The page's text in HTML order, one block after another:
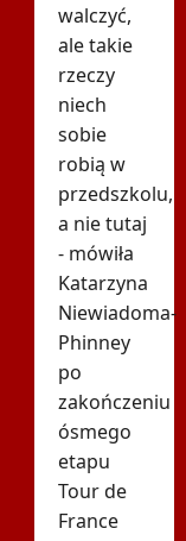
walczyć,
ale takie
rzeczy
niech
sobie
robią w
przedszkolu,
a nie tutaj
- mówiła
Katarzyna
Niewiadoma-
Phinney
po
zakończeniu
ósmego
etapu
Tour de
France